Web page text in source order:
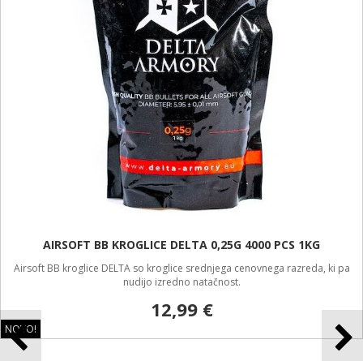
NOVO!
AIRSOFT BB KROGLICE DELTA 0,25G 4000 PCS 1KG
Airsoft BB kroglice DELTA so kroglice srednjega cenovnega razreda, ki pa
nudijo izredno natačnost.
12,99 €